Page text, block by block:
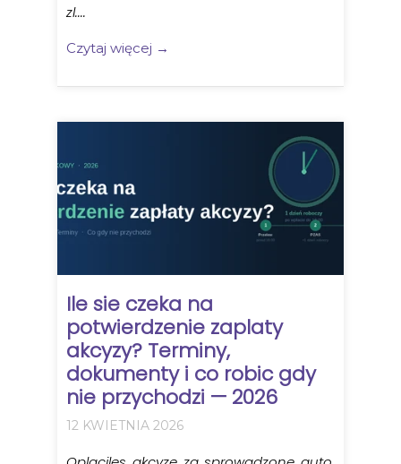
zl....
Czytaj więcej →
Ile sie czeka na
potwierdzenie zaplaty
akcyzy? Terminy,
dokumenty i co robic gdy
nie przychodzi — 2026
12 KWIETNIA 2026